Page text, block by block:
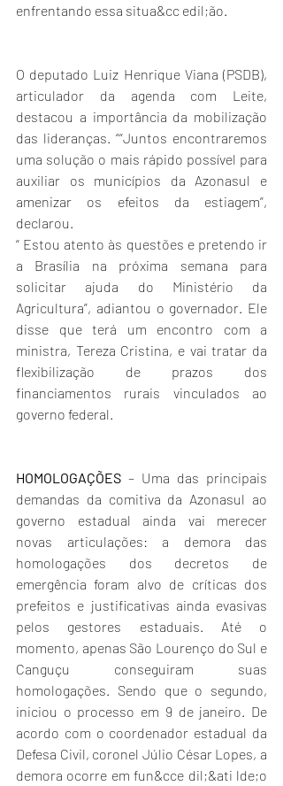
enfrentando essa situa&cc edil;ão.
O deputado Luiz Henrique Viana (PSDB),
articulador da agenda com Leite,
destacou a importância da mobilização
das lideranças. ““Juntos encontraremos
uma solução o mais rápido possível para
auxiliar os municípios da Azonasul e
amenizar os efeitos da estiagem”,
declarou.
“ Estou atento às questões e pretendo ir
a Brasília na próxima semana para
solicitar ajuda do Ministério da
Agricultura”, adiantou o governador. Ele
disse que terá um encontro com a
ministra, Tereza Cristina, e vai tratar da
flexibilização de prazos dos
financiamentos rurais vinculados ao
governo federal.
HOMOLOGAÇÕES – Uma das principais
demandas da comitiva da Azonasul ao
governo estadual ainda vai merecer
novas articulações: a demora das
homologações dos decretos de
emergência foram alvo de críticas dos
prefeitos e justificativas ainda evasivas
pelos gestores estaduais. Até o
momento, apenas São Lourenço do Sul e
Canguçu conseguiram suas
homologações. Sendo que o segundo,
iniciou o processo em 9 de janeiro. De
acordo com o coordenador estadual da
Defesa Civil, coronel Júlio César Lopes, a
demora ocorre em fun&cce dil;&ati lde;o